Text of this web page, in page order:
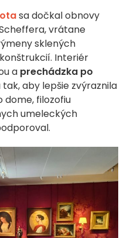
sa dočkal obnovy
vrátane
sklených
Interiér
a prechádzka po
aby lepšie zvýraznila
filozofiu
umeleckých